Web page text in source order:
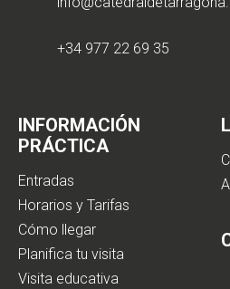
+34 977 22 69 35
INFORMACIÓN
PRÁCTICA
Entradas
Horarios y Tarifas
Cómo llegar
Planifica tu visita
Visita educativa